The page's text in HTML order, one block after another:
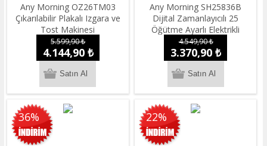
Any Morning OZ26TM03
Çıkarılabilir Plakalı Izgara ve
Tost Makinesi
5.599,90 ₺
4.144,90 ₺
Any Morning SH25836B
Dijital Zamanlayıcılı 25
Öğütme Ayarlı Elektrikli
Kahve Öğütücü ​​​​​​​200 W
4.549,90 ₺
3.370,90 ₺
36% 22%